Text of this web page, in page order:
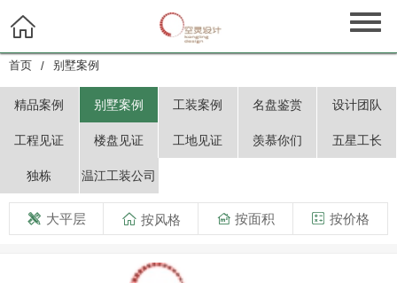

首页 / 别墅案例
精品案例 别墅案例 工装案例 名盘鉴赏 设计团队
工程见证 楼盘见证 工地见证 羡慕你们 五星工长
独栋 温江工装公司
 大平层  按风格  按面积  按价格